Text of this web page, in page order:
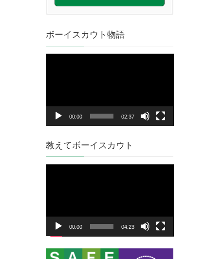
ボーイスカウト物語
00:00 02:37
教えてボーイスカウト
00:00 04:23